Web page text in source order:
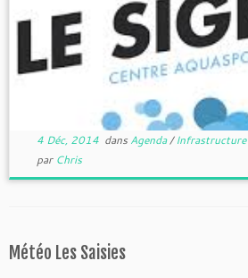
4 Déc, 2014dans Agenda/Infrastructure
par Chris
Météo Les Saisies